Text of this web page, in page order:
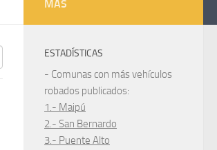
MÁS
ESTADÍSTICAS
- Comunas con más vehículos
robados publicados:
1.- Maipú
2.- San Bernardo
3.- Puente Alto